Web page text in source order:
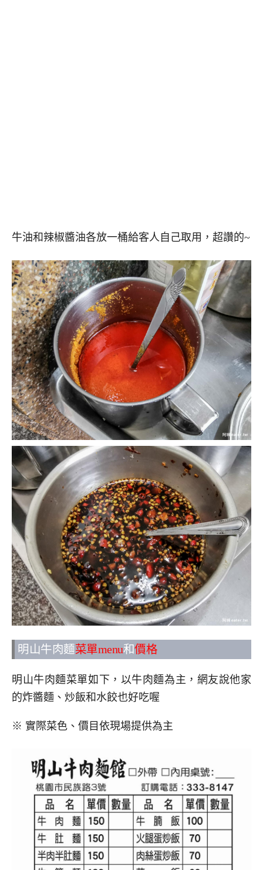
牛油和辣椒醬油各放一桶給客人自己取用，超讚的~
明山牛肉麵菜單menu和價格
明山牛肉麵菜單如下，以牛肉麵為主，網友說他家
的炸醬麵、炒飯和水餃也好吃喔
※ 實際菜色、價目依現場提供為主